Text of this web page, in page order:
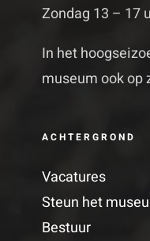
Zondag 13 – 17
In het
museum ook op
ACHTERGROND
Vacatures
Steun het
Bestuur